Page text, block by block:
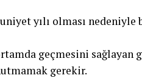
yılı olması
geçmesini sağlayan
gerekir.